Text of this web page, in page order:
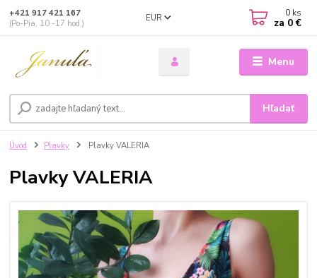
Menu
EUR
Hľadať
+421 917 421 167
(Po-Pia, 10 -17 hod.)
0 ks
za 0 €
Úvod Plavky Plavky VALERIA
Plavky VALERIA